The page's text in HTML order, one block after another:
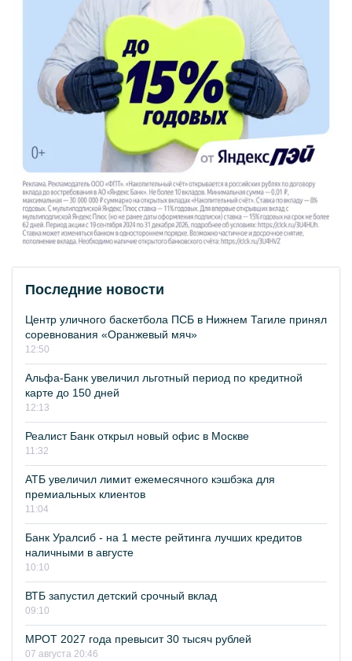
Последние новости
Центр уличного баскетбола ПСБ в Нижнем Тагиле принял
соревнования «Оранжевый мяч»
12:50
Альфа-Банк увеличил льготный период по кредитной
карте до 150 дней
12:13
Реалист Банк открыл новый офис в Москве
11:32
АТБ увеличил лимит ежемесячного кэшбэка для
премиальных клиентов
11:04
Банк Уралсиб - на 1 месте рейтинга лучших кредитов
наличными в августе
10:10
ВТБ запустил детский срочный вклад
09:10
МРОТ 2027 года превысит 30 тысяч рублей
07 августа 20:46